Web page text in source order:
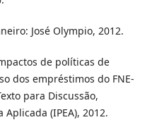
José Olympio, 2012.
de políticas de
dos empréstimos do FNE-
para Discussão,
(IPEA), 2012.